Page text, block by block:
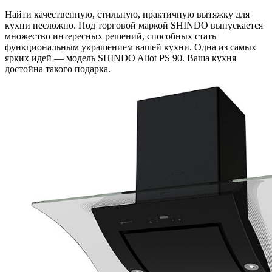
Найти качественную, стильную, практичную вытяжку для
кухни несложно. Под торговой маркой SHINDO выпускается
множество интересных решений, способных стать
функциональным украшением вашей кухни. Одна из самых
ярких идей — модель SHINDO Aliot PS 90. Ваша кухня
достойна такого подарка.